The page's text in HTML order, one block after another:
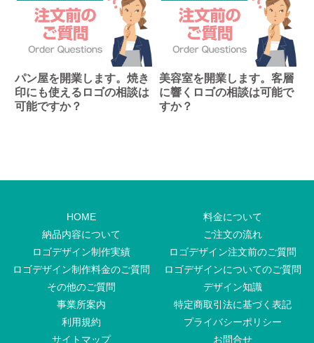
パン屋を開業します。焼き
印にも使えるロゴの相談は
可能ですか？
美容室を開業します。客層
に響くロゴの相談は可能で
すか？
HOME
料金について
納品内容について
ご注文の流れ
ロゴデザイン制作実績
ロゴデザイン注文前のご質問
ロゴデザイン制作料金のご質問
ロゴデザインについてのご質問
その他のご質問
デザイン知識
事業所案内
特定商取引法に基づく表記
利用規約
プライバシーポリシー
サイトマップ
お問合せ